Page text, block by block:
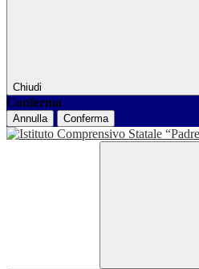
Chiudi
Conferma
Annulla Conferma